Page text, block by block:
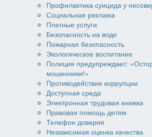
Профилактика суицида у
Социальная реклама
Платные услуги
Безопасность на воде
Пожарная безопасность
Экологическое воспитание
Полиция предупреждает:
мошенники!»
Противодействие коррупции
Доступная среда
Электронная трудовая книжка
Правовая помощь детям
Телефон доверия
Независимая оценка качества